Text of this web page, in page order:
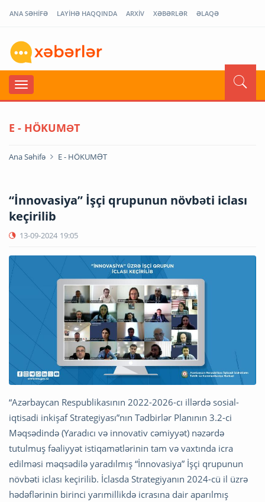
ANA SƏHİFƏ LAYİHƏ HAQQINDA ARXİV XƏBƏRLƏR ƏLAQƏ
E - HÖKUMƏT
Ana Səhifə E - HÖKUMƏT
“İnnovasiya” İşçi qrupunun növbəti iclası
keçirilib
13-09-2024 19:05
“Azərbaycan Respublikasının 2022-2026-cı illərdə sosial-
iqtisadi inkişaf Strategiyası”nın Tədbirlər Planının 3.2-ci
Məqsədində (Yaradıcı və innovativ cəmiyyət) nəzərdə
tutulmuş fəaliyyət istiqamətlərinin tam və vaxtında icra
edilməsi məqsədilə yaradılmış “İnnovasiya” İşçi qrupunun
növbəti iclası keçirilib. İclasda Strategiyanın 2024-cü il üzrə
hədəflərinin birinci yarımillikdə icrasına dair aparılmış